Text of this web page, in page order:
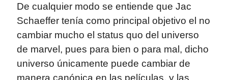
De cualquier modo se entiende que Jac
Schaeffer tenía como principal objetivo el no
cambiar mucho el status quo del universo
de marvel, pues para bien o para mal, dicho
universo únicamente puede cambiar de
manera canónica en las películas, y las